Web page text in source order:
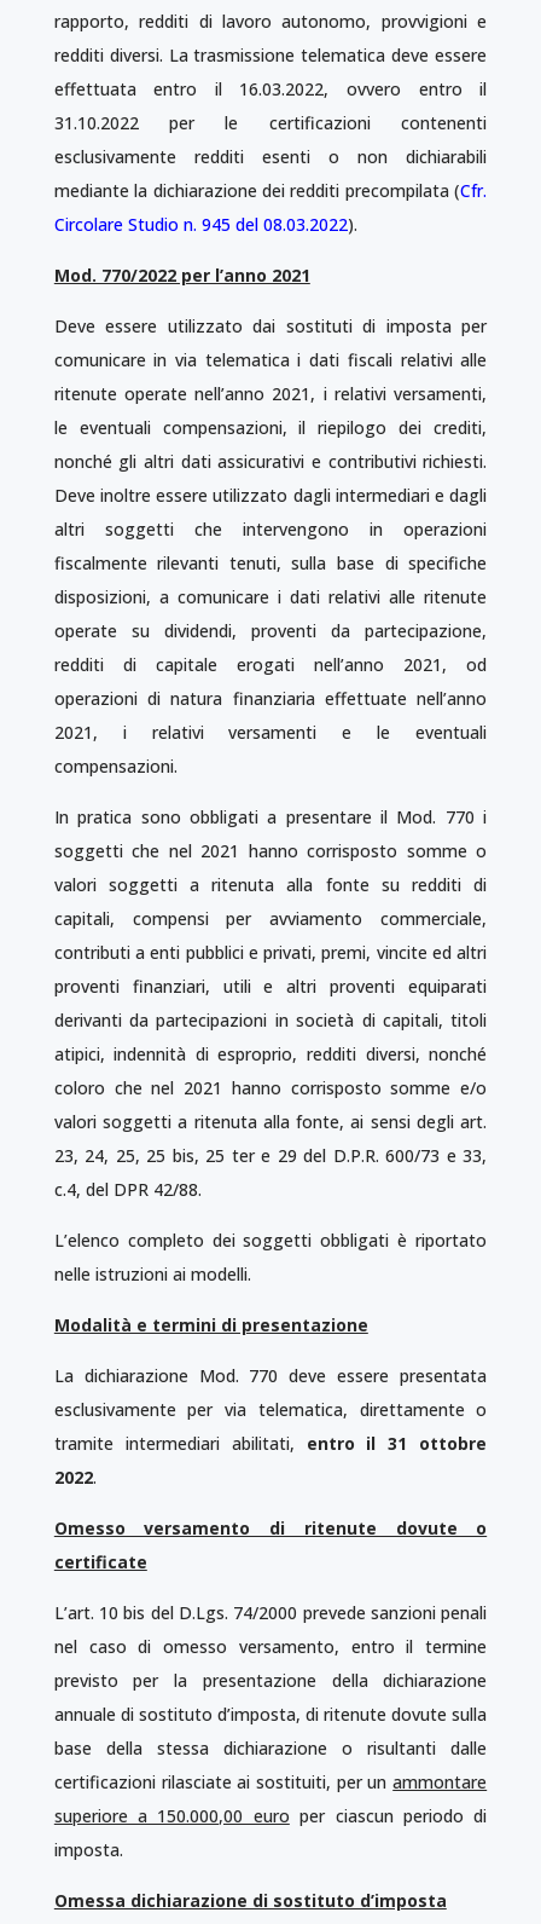
rapporto, redditi di lavoro autonomo, provvigioni e
redditi diversi. La trasmissione telematica deve essere
effettuata entro il 16.03.2022, ovvero entro il
31.10.2022 per le certificazioni contenenti
esclusivamente redditi esenti o non dichiarabili
mediante la dichiarazione dei redditi precompilata (Cfr.
Circolare Studio n. 945 del 08.03.2022).
Mod. 770/2022 per l’anno 2021
Deve essere utilizzato dai sostituti di imposta per
comunicare in via telematica i dati fiscali relativi alle
ritenute operate nell’anno 2021, i relativi versamenti,
le eventuali compensazioni, il riepilogo dei crediti,
nonché gli altri dati assicurativi e contributivi richiesti.
Deve inoltre essere utilizzato dagli intermediari e dagli
altri soggetti che intervengono in operazioni
fiscalmente rilevanti tenuti, sulla base di specifiche
disposizioni, a comunicare i dati relativi alle ritenute
operate su dividendi, proventi da partecipazione,
redditi di capitale erogati nell’anno 2021, od
operazioni di natura finanziaria effettuate nell’anno
2021, i relativi versamenti e le eventuali
compensazioni.
In pratica sono obbligati a presentare il Mod. 770 i
soggetti che nel 2021 hanno corrisposto somme o
valori soggetti a ritenuta alla fonte su redditi di
capitali, compensi per avviamento commerciale,
contributi a enti pubblici e privati, premi, vincite ed altri
proventi finanziari, utili e altri proventi equiparati
derivanti da partecipazioni in società di capitali, titoli
atipici, indennità di esproprio, redditi diversi, nonché
coloro che nel 2021 hanno corrisposto somme e/o
valori soggetti a ritenuta alla fonte, ai sensi degli art.
23, 24, 25, 25 bis, 25 ter e 29 del D.P.R. 600/73 e 33,
c.4, del DPR 42/88.
L’elenco completo dei soggetti obbligati è riportato
nelle istruzioni ai modelli.
Modalità e termini di presentazione
La dichiarazione Mod. 770 deve essere presentata
esclusivamente per via telematica, direttamente o
tramite intermediari abilitati, entro il 31 ottobre
2022.
Omesso versamento di ritenute dovute o
certificate
L’art. 10 bis del D.Lgs. 74/2000 prevede sanzioni penali
nel caso di omesso versamento, entro il termine
previsto per la presentazione della dichiarazione
annuale di sostituto d’imposta, di ritenute dovute sulla
base della stessa dichiarazione o risultanti dalle
certificazioni rilasciate ai sostituiti, per unammontare
superiore a 150.000,00 euro per ciascun periodo di
imposta.
Omessa dichiarazione di sostituto d’imposta